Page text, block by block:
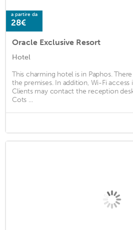
a partire da
28€
Oracle Exclusive Resort
Hotel
This charming hotel is in Paphos.
the premises. In addition, Wi-Fi
Clients may contact the reception
Cots ...